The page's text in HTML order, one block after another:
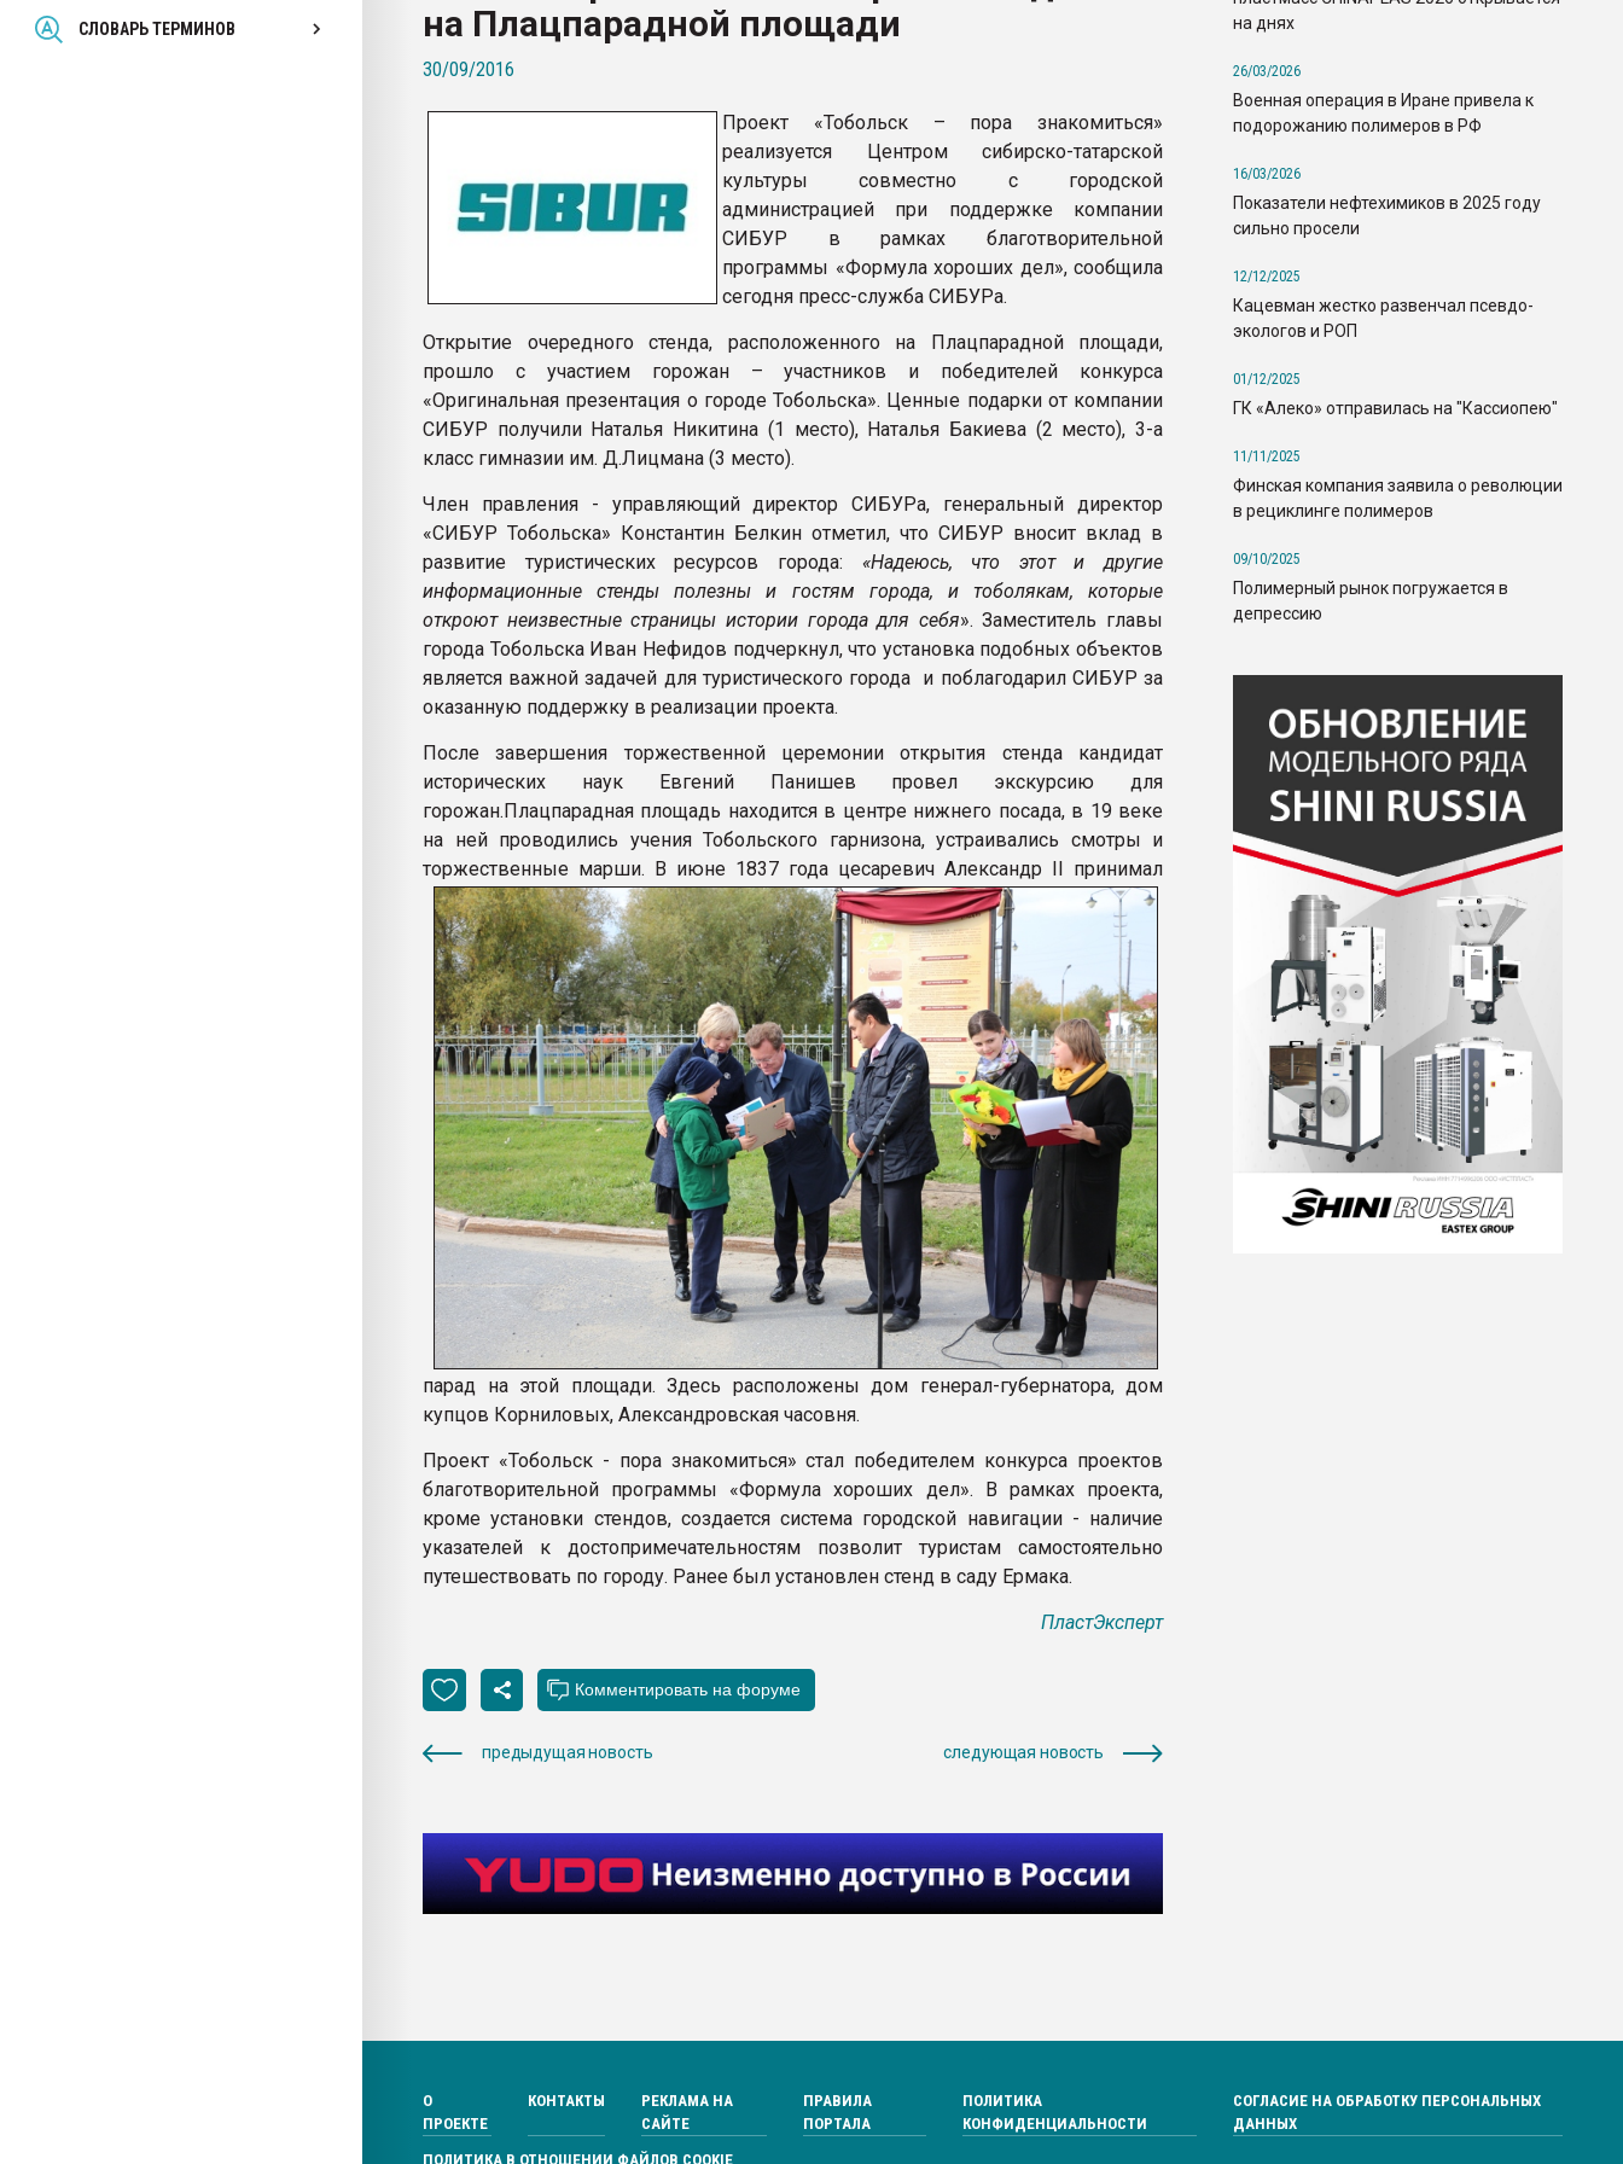
СЛОВАРЬ ТЕРМИНОВ
Всё, что касается выдува ПЭТ
бутылок
ПЕРЕЙТИ НА ФОРУМ
на Плацпарадной площади
30/09/2016
Проект «Тобольск – пора знакомиться»
реализуется Центром сибирско-татарской
культуры совместно с городской
администрацией при поддержке компании
СИБУР в рамках благотворительной
программы «Формула хороших дел», сообщила
сегодня пресс-служба СИБУРа.
Открытие очередного стенда, расположенного на Плацпарадной площади,
прошло с участием горожан – участников и победителей конкурса
«Оригинальная презентация о городе Тобольска». Ценные подарки от компании
СИБУР получили Наталья Никитина (1 место), Наталья Бакиева (2 место), 3-а
класс гимназии им. Д.Лицмана (3 место).
Член правления - управляющий директор СИБУРа, генеральный директор
«СИБУР Тобольска» Константин Белкин отметил, что СИБУР вносит вклад в
развитие туристических ресурсов города: «Надеюсь, что этот и другие
информационные стенды полезны и гостям города, и тоболякам, которые
откроют неизвестные страницы истории города для себя». Заместитель главы
города Тобольска Иван Нефидов подчеркнул, что установка подобных объектов
является важной задачей для туристического города и поблагодарил СИБУР за
оказанную поддержку в реализации проекта.
После завершения торжественной церемонии открытия стенда кандидат
исторических наук Евгений Панишев провел экскурсию для
горожан.Плацпарадная площадь находится в центре нижнего посада, в 19 веке
на ней проводились учения Тобольского гарнизона, устраивались смотры и
торжественные марши. В июне 1837 года цесаревич Александр II принимал
парад на этой площади. Здесь расположены дом генерал-губернатора, дом
купцов Корниловых, Александровская часовня.
Проект «Тобольск - пора знакомиться» стал победителем конкурса проектов
благотворительной программы «Формула хороших дел». В рамках проекта,
кроме установки стендов, создается система городской навигации - наличие
указателей к достопримечательностям позволит туристам самостоятельно
путешествовать по городу. Ранее был установлен стенд в саду Ермака.
ПластЭксперт
предыдущая новость следующая новость
на днях
26/03/2026
Военная операция в Иране привела к
подорожанию полимеров в РФ
16/03/2026
Показатели нефтехимиков в 2025 году
сильно просели
12/12/2025
Кацевман жестко развенчал псевдо-
экологов и РОП
01/12/2025
ГК «Алеко» отправилась на "Кассиопею"
11/11/2025
Финская компания заявила о революции
в рециклинге полимеров
09/10/2025
Полимерный рынок погружается в
депрессию
О
ПРОЕКТЕ
КОНТАКТЫ
РЕКЛАМА НА
САЙТЕ
ПРАВИЛА
ПОРТАЛА
ПОЛИТИКА
КОНФИДЕНЦИАЛЬНОСТИ
СОГЛАСИЕ НА ОБРАБОТКУ ПЕРСОНАЛЬНЫХ
ДАННЫХ
ПОЛИТИКА В ОТНОШЕНИИ ФАЙЛОВ COOKIE